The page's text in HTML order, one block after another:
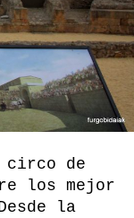
de
los mejor
la